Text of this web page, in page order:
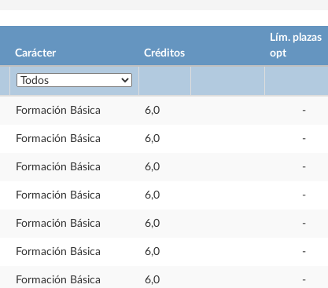
Carácter Créditos
Lím. plazas
opt
Formación Básica 6,0 -
Formación Básica 6,0 -
Formación Básica 6,0 -
Formación Básica 6,0 -
Formación Básica 6,0 -
Formación Básica 6,0 -
Formación Básica 6,0 -